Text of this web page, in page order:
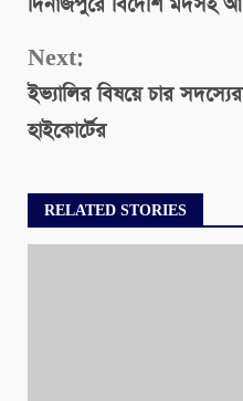
Reading
Next:
ইভ্যালির বিষয়ে চার
হাইকোর্টের
RELATED STORIES